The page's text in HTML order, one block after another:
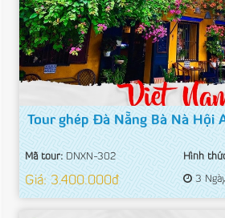
Tour ghép Đà Nẵng Bà Nà Hội
Mã tour:DNXN-302 Hình
Giá: 3.400.000đ 3